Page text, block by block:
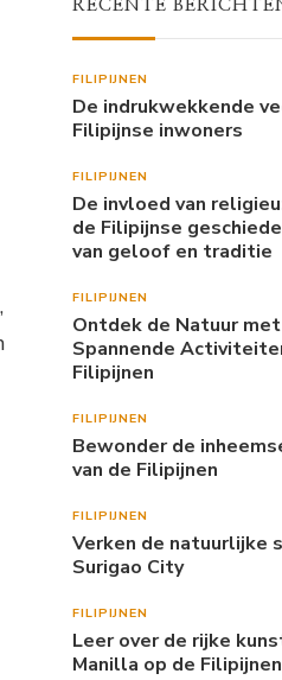
RECENTE
FILIPIJNEN
De indrukwekkende
Filipijnse inwoners
FILIPIJNEN
De invloed van
de Filipijnse
van geloof en traditie
FILIPIJNEN
Ontdek de Natuur
Spannende
Filipijnen
FILIPIJNEN
Bewonder de
van de Filipijnen
FILIPIJNEN
Verken de natuurlijke
Surigao City
FILIPIJNEN
Leer over de rijke
Manilla op de Filipijnen